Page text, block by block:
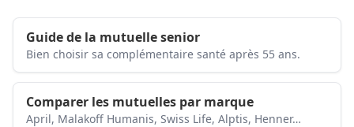
Guide de la mutuelle senior
Bien choisir sa complémentaire santé après 55 ans.
Comparer les mutuelles par marque
April, Malakoff Humanis, Swiss Life, Alptis, Henner…